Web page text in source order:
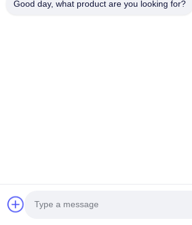
Good day, what product are you looking for?